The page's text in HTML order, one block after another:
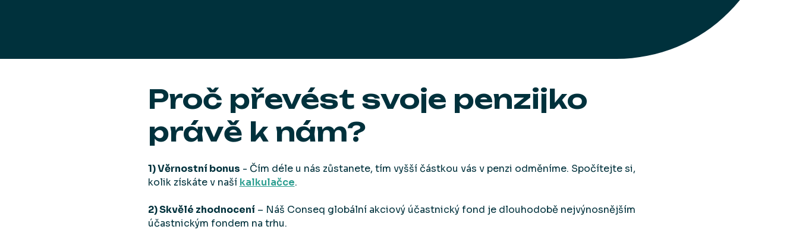
Proč převést svoje penzijko
právě k nám?
1) Věrnostní bonus - Čím déle u nás zůstanete, tím vyšší částkou vás v penzi odměníme. Spočítejte si,
kolik získáte v naší kalkulačce.
2) Skvělé zhodnocení– Náš Conseq globální akciový účastnický fond je dlouhodobě nejvýnosnějším
účastnickým fondem na trhu.